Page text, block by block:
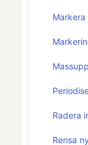
Radera
Rensa